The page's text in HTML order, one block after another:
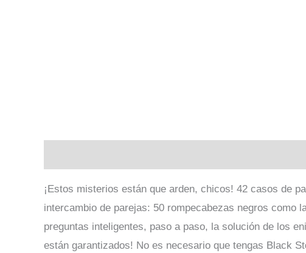
¡Estos misterios están que arden, chicos! 42 casos de
intercambio de parejas: 50 rompecabezas negros como
preguntas inteligentes, paso a paso, la solución de los
están garantizados! No es necesario que tengas Black